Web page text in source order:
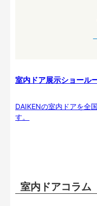
室内ドア展示ショール
DAIKENの室内ドアを全
す。
室内ドアコラム